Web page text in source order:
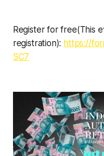
Register for free(This
registration): https://
SC7